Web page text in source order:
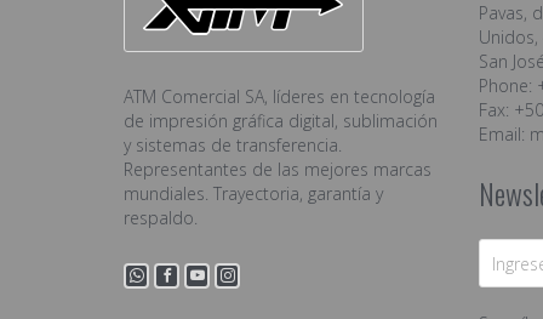
ATM Comercial SA, líderes en tecnología
de impresión gráfica digital, sublimación
y sistemas de transferencia.
Representantes de las mejores marcas
mundiales. Trayectoria, garantía y
respaldo.
Pavas,
Unidos,
San
Phone:
Fax:
Email: